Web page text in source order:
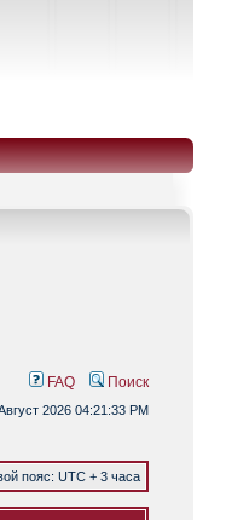
FAQ Поиск
2026 04:21:33 PM
пояс: UTC + 3 часа